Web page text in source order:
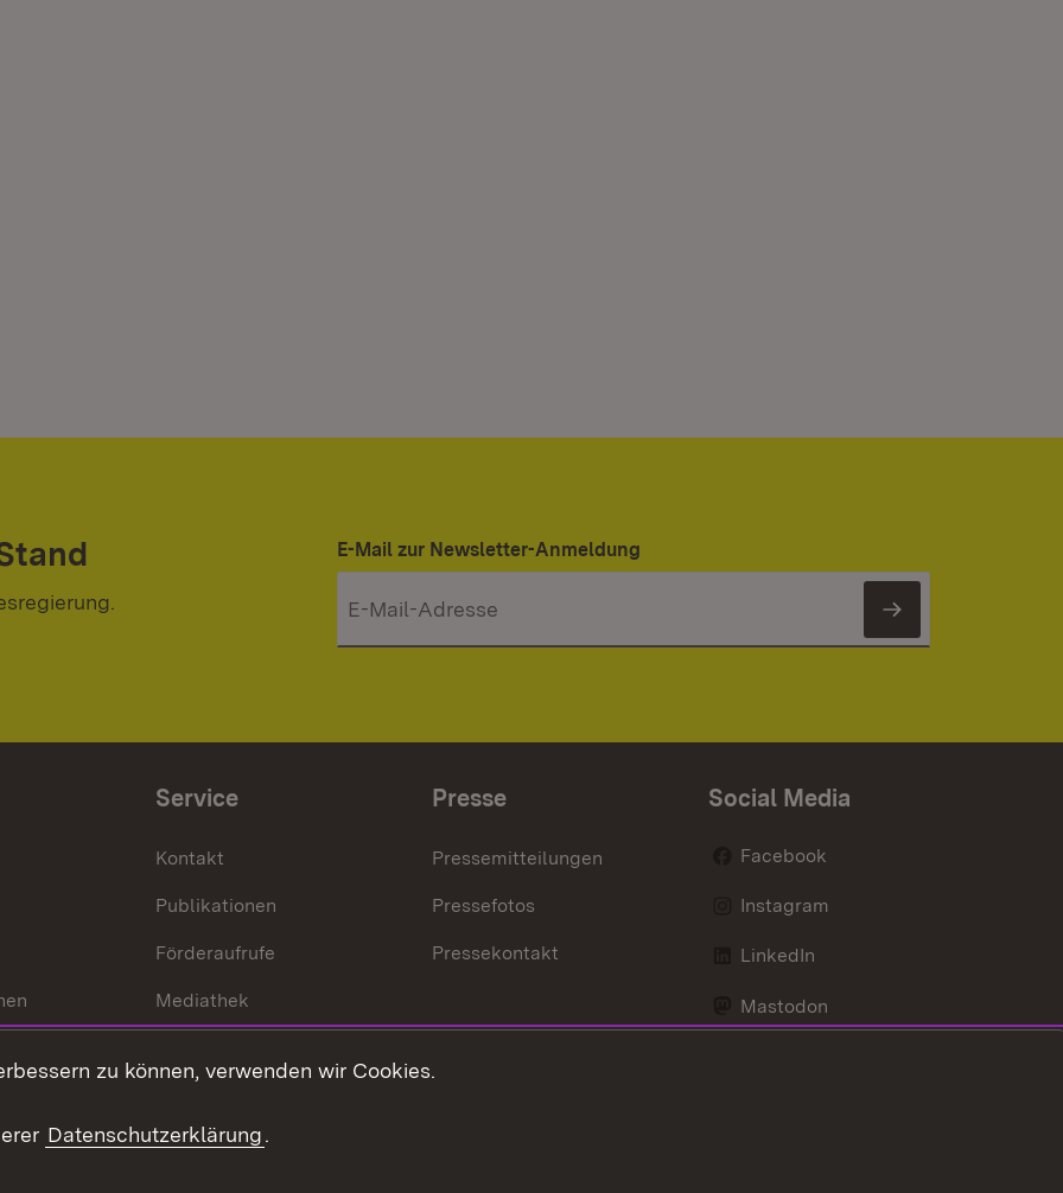
E-Mail zur Newsletter-Anmeldung
Newsletter
Service
Kontakt
Publikationen
Förderaufrufe
Mediathek
Presse
Pressemitteilungen
Pressefotos
Pressekontakt
Social Media
Facebook
Instagram
LinkedIn
Mastodon
zu können, verwenden wir Cookies.
Datenschutzerklärung.